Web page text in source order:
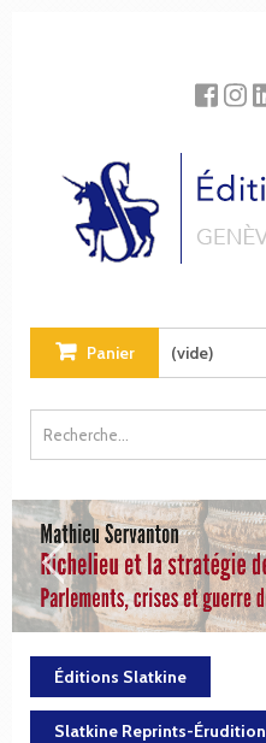
Panier (vide)
Éditions Slatkine
Slatkine Reprints-Érudition